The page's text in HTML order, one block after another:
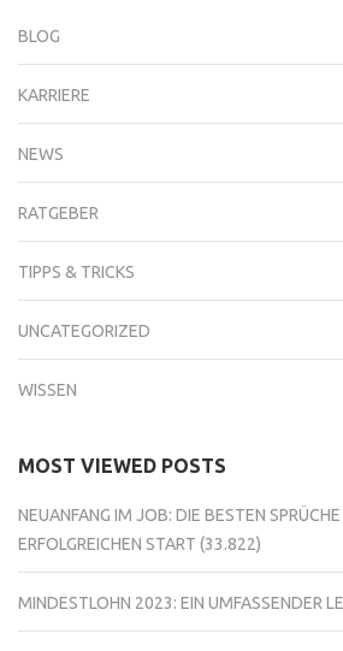
BLOG
KARRIERE
NEWS
RATGEBER
TIPPS & TRICKS
UNCATEGORIZED
WISSEN
MOST VIEWED POSTS
NEUANFANG IM JOB: DIE BESTEN SPRÜCHE
ERFOLGREICHEN START (33.822)
MINDESTLOHN 2023: EIN UMFASSENDER